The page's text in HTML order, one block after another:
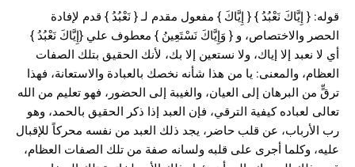
الحصر والاختصاص، و { وَإِيَّاكَ نَسْتَعِينُ } معطوف علي {إِيَّاكَ نَعْبُدُ }
أي لا نعبد إلا إياك، ولا نستعين إلا بك، لأنك الحقيق بتلك الصفات
العظام، والمعنى: يا من هذا شأنه نخصك بالعبادة والاستعانة، فهذا
ترقٍّ من البرهان إلى العيان، والغيبة إلى الحضور، فهو تعليم من الله
تعالى لعباده كيفية الترقي، فإن العبد إذا ذكر الحقيق بالحمد، وهو
رب الأرباب، عن قلب حاضر، يجد ذلك العبد من نفسه محركاً للإقبال
عليه، وكلما أجرى على قلبه ولسانه صفة من تلك الصفات العظام،